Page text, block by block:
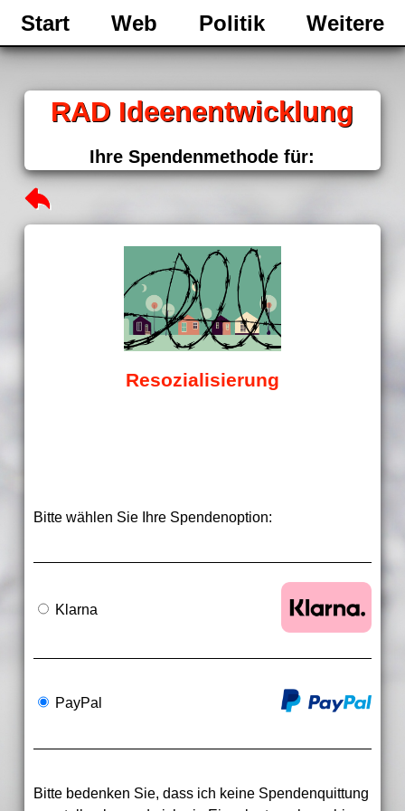
Start Web Politik Weitere
RAD Ideenentwicklung
Ihre Spendenmethode für:
Resozialisierung
Bitte wählen Sie Ihre Spendenoption:
Klarna
PayPal
Bitte bedenken Sie, dass ich keine Spendenquittung